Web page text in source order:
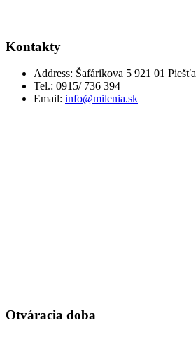
Kontakty
Address: Šafárikova 5 921 01
Tel.: 0915/ 736 394
Email: info@milenia.sk
Otváracia doba